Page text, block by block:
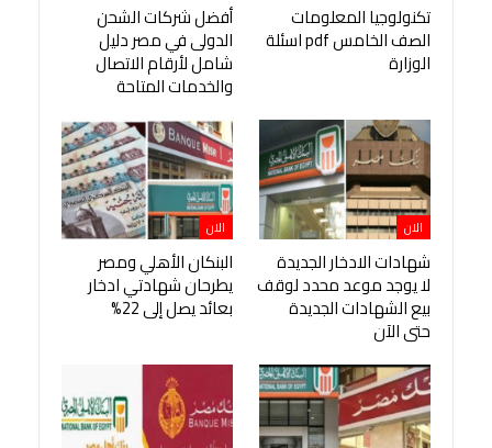
تكنولوجيا المعلومات
الصف الخامس pdf اسئلة
الوزارة
أفضل شركات الشحن
الدولى في مصر دليل
شامل لأرقام الاتصال
والخدمات المتاحة
الان
شهادات الادخار الجديدة
لا يوجد موعد محدد لوقف
بيع الشهادات الجديدة
حتى الآن
الان
البنكان الأهلي ومصر
يطرحان شهادتي ادخار
بعائد يصل إلى 22%